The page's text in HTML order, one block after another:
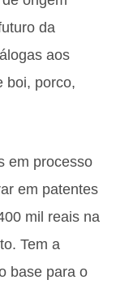
da
aos
boi, porco,
em processo
em patentes
mil reais na
Tem a
base para o